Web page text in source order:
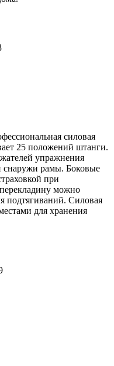
силовая
25 положений штанги.
упражнения
снаружи рамы. Боковые
при
можно
подтягиваний. Силовая
для хранения